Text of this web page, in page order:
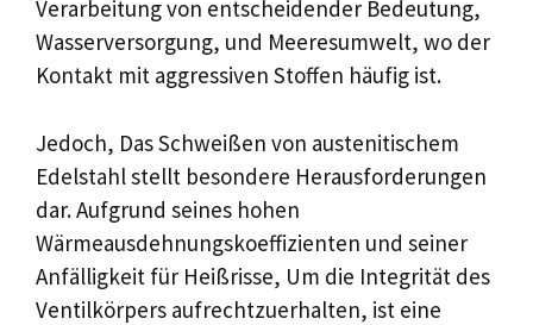
Verarbeitung von entscheidender Bedeutung,
Wasserversorgung, und Meeresumwelt, wo der
Kontakt mit aggressiven Stoffen häufig ist.
Jedoch, Das Schweißen von austenitischem
Edelstahl stellt besondere Herausforderungen
dar. Aufgrund seines hohen
Wärmeausdehnungskoeffizienten und seiner
Anfälligkeit für Heißrisse, Um die Integrität des
Ventilkörpers aufrechtzuerhalten, ist eine